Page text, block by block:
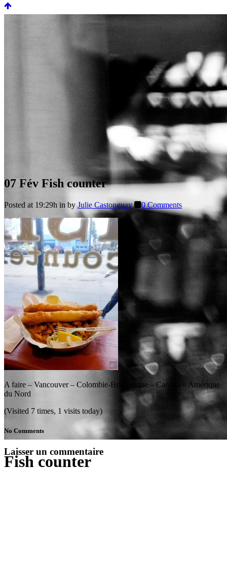
Fish counter
07 Fév Fish counter
Posted at 19:29h in by Julie Castonguay 0 Comments
A faire – Vancouver – Colombie-Britannique – Canada – Amérique
du Nord
(Visited 7 times, 1 visits today)
No Comments
Laisser un commentaire